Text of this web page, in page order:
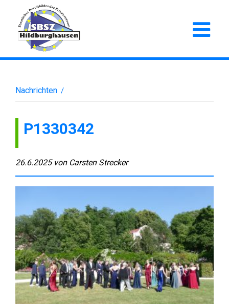
Nachrichten /
P1330342
26.6.2025 von Carsten Strecker